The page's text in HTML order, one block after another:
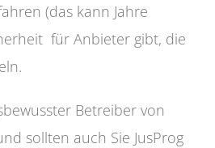
(das kann Jahre
für Anbieter gibt, die
Betreiber von
sollten auch Sie JusProg